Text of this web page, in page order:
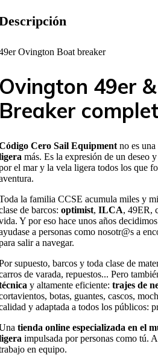
Ovington Boat breaker
49er
Cero Sail Equipment no es una
más. Es la expresión de un deseo
el mar y la vela ligera todos los que
la familia CCSE acumula miles y
de barcos: optimist, ILCA, 49ER,
Y por eso hace unos años
a personas como nosotr@s a
salir a navegar.
supuesto, barcos y toda clase de
de varada, repuestos... Pero
y altamente eficiente: trajes de
botas, guantes, cascos,
y adaptada a todos los públicos:
tienda online especializada en el
impulsada por personas como tú.
en equipo.